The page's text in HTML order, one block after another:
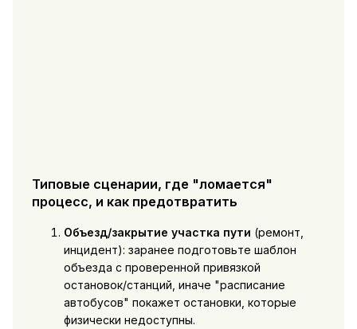
Типовые сценарии, где "ломается"
процесс, и как предотвратить
Объезд/закрытие участка пути (ремонт,
инцидент): заранее подготовьте шаблон
объезда с проверенной привязкой
остановок/станций, иначе "расписание
автобусов" покажет остановки, которые
физически недоступны.